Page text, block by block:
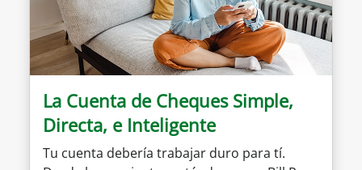
La Cuenta de Cheques Simple,
Directa, e Inteligente
Tu cuenta debería trabajar duro para tí.